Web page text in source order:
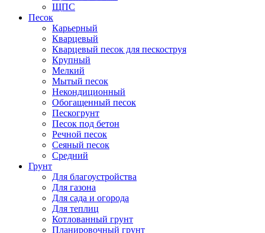
ЩПС
Песок
Карьерный
Кварцевый
Кварцевый песок для пескоструя
Крупный
Мелкий
Мытый песок
Некондиционный
Обогащенный песок
Пескогрунт
Песок под бетон
Речной песок
Сеяный песок
Средний
Грунт
Для благоустройства
Для газона
Для сада и огорода
Для теплиц
Котлованный грунт
Планировочный грунт